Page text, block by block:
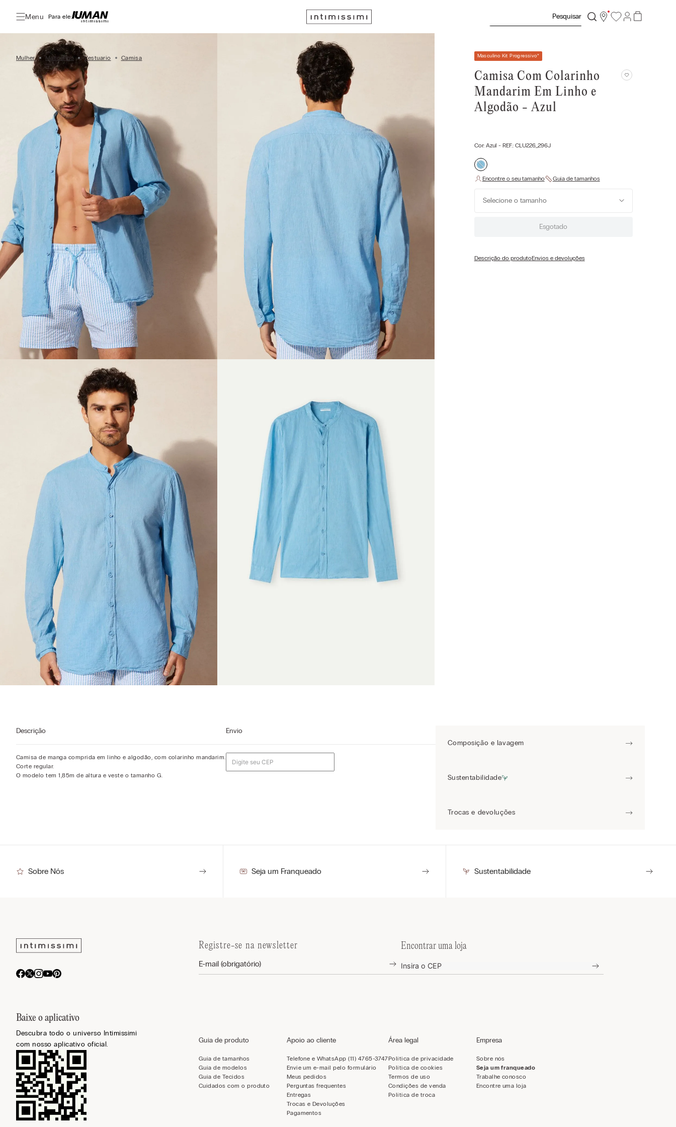
Menu Para ele:
Mulher Masculino Vestuario Camisa Masculino Kit Progressivo*
Camisa Com Colarinho
Mandarim Em Linho e
Algodão - Azul
Cor: Azul - REF.: CLU226_296J
Selecione o tamanho
Esgotado
Descrição do produtoEnvios e devoluções
Descrição
Camisa de manga comprida em linho e algodão, com colarinho mandarim.
Corte regular.
O modelo tem 1,85m de altura e veste o tamanho G.
Envio
Composição e lavagem
Sustentabilidade
Trocas e devoluções
Sobre Nós Seja um Franqueado Sustentabilidade
Baixe o aplicativo
Descubra todo o universo Intimissimi
com nosso aplicativo oficial.
Registre-se na newsletter Encontrar uma loja
Guia de produto
Guia de tamanhos
Guia de modelos
Guia de Tecidos
Cuidados com o produto
Apoio ao cliente
Telefone e WhatsApp (11) 4765-3747
Envie um e-mail pelo formulário
Meus pedidos
Perguntas frequentes
Entregas
Trocas e Devoluções
Pagamentos
Área legal
Política de privacidade
Política de cookies
Termos de uso
Condições de venda
Política de troca
Empresa
Sobre nós
Seja um franqueado
Trabalhe conosco
Encontre uma loja